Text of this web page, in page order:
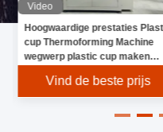
Video
Hoogwaardige prestaties
cup Thermoforming Machine
wegwerp plastic cup maken
Vind de beste prijs